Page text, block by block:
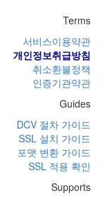
Terms
서비스이용약관
개인정보취급방침
취소환불정책
인증기관약관
Guides
DCV 절차 가이드
SSL 설치 가이드
포맷 변환 가이드
SSL 적용 확인
Supports